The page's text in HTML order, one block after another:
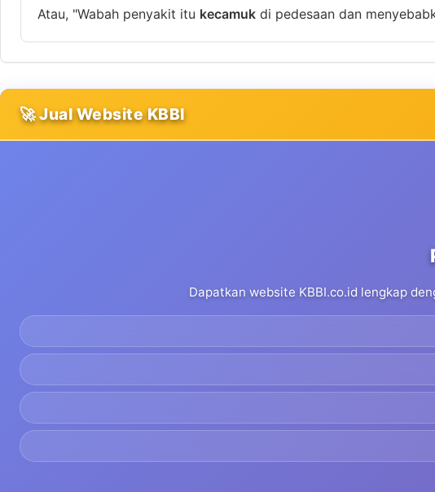
Atau, "Wabah penyakit itu kecamuk di pedesaan dan
🚀 Jual Website KBBI
Dapatkan website KBBI.co.id lengkap